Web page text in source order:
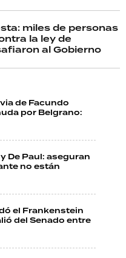
miles de personas
la ley de
al Gobierno
de Facundo
por Belgrano:
De Paul: aseguran
no están
el Frankenstein
del Senado entre